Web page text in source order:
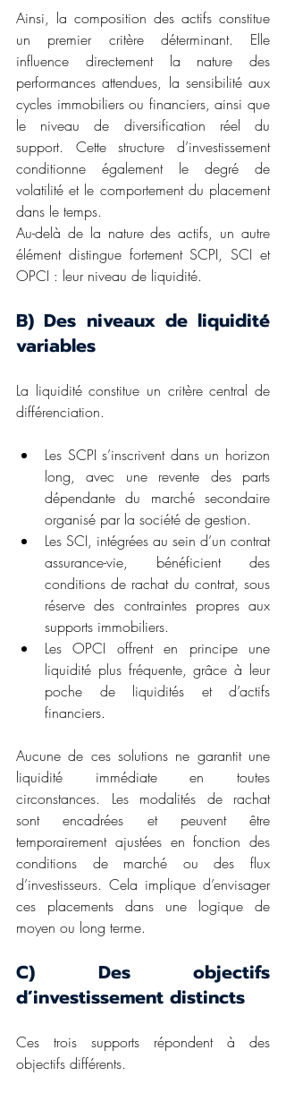
Ainsi, la composition des actifs constitue
un premier critère déterminant. Elle
influence directement la nature des
performances attendues, la sensibilité aux
cycles immobiliers ou financiers, ainsi que
le niveau de diversification réel du
support. Cette structure d’investissement
conditionne également le degré de
volatilité et le comportement du placement
dans le temps.
Au-delà de la nature des actifs, un autre
élément distingue fortement SCPI, SCI et
OPCI : leur niveau de liquidité.
B) Des niveaux de liquidité
variables
La liquidité constitue un critère central de
différenciation.
Les SCPI s’inscrivent dans un horizon
long, avec une revente des parts
dépendante du marché secondaire
organisé par la société de gestion.
Les SCI, intégrées au sein d’un contrat
assurance-vie, bénéficient des
conditions de rachat du contrat, sous
réserve des contraintes propres aux
supports immobiliers.
Les OPCI offrent en principe une
liquidité plus fréquente, grâce à leur
poche de liquidités et d’actifs
financiers.
Aucune de ces solutions ne garantit une
liquidité immédiate en toutes
circonstances. Les modalités de rachat
sont encadrées et peuvent être
temporairement ajustées en fonction des
conditions de marché ou des flux
d’investisseurs. Cela implique d’envisager
ces placements dans une logique de
moyen ou long terme.
C) Des objectifs
d’investissement distincts
Ces trois supports répondent à des
objectifs différents.